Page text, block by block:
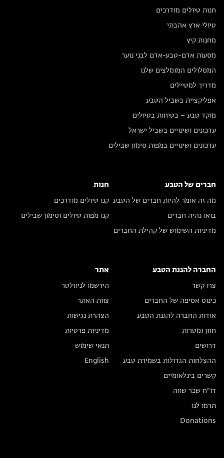
חנות טיולים מודרכים
טיולי ארץ אהבתי
מחנות קיץ
מסעות אדם-טבע-אדם לבני נוער
המסלולים המומלצים שלנו
מדריך למטיילים
אפליקציית בשביל הטבע
מוקד טבע – בטיחות בטיולים
עדכונים ושינויים בשביל ישראל
עדכונים ושינויים במפות סימון שבילים
חברים של הטבע
מה זה אומר להיות חברים של הטבע
בואו נהיה חברים
מדיניות השימוש של קהילת החברים
חנות
קנו טיולים מודרכים
קנו מפות טיולים וסימון שבילים
החברה להגנת הטבע
צרו קשר
כינוס אסיפה של החברים
אודות החברה להגנת הטבע
חזון ומטרות
דרושים
ההצלחות הגדולות בשמירת טבע
קשרים בינלאומיים
דו״ח שכר שווה
תרמו לנו
Donations
אתר
הירשמו לניוזלטר
צוות האתר
הצהרת נגישות
מדיניות פרטיות
תנאי שימוש
English